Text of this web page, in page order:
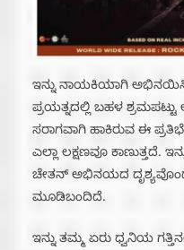
ಇನ್ನು ನಾಯಕಿಯಾಗಿ
ಪ್ರಯತ್ನದಲ್ಲಿ ಬಹಳ
ಸರಾಗವಾಗಿ ಹಾಕಿರುವ ಈ
ಎಲ್ಲಾ ಲಕ್ಷಣವೂ ಕಾಣುತ್ತದೆ.
ಚೇತನ್ ಅಭಿನಯದ
ಮೂಡಿಬಂದಿದೆ.
ಇನ್ನು ತಮ್ಮ ಏರು ಧ್ವನಿಯ